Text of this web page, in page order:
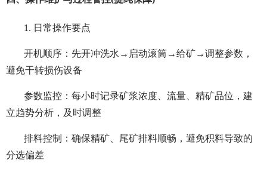
1. 日常操作要点
开机顺序：先开冲洗水→启动滚筒→给矿→调整参数，
避免干转损伤设备
参数监控：每小时记录矿浆浓度、流量、精矿品位，建
立趋势分析，及时调整
排料控制：确保精矿、尾矿排料顺畅，避免积料导致的
分选偏差